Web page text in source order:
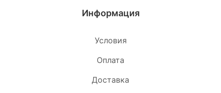
Информация
Условия
Oплата
Доставка